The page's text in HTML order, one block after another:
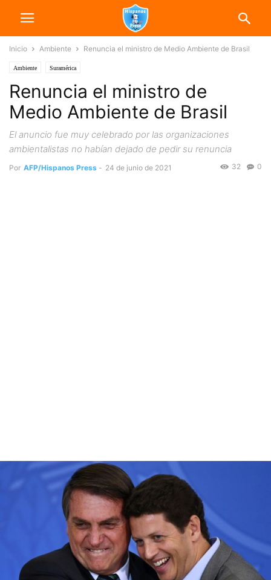
Inicio Ambiente Renuncia el ministro de Medio Ambiente de Brasil
Ambiente Suramérica
Renuncia el ministro de
Medio Ambiente de Brasil
El anuncio fue muy celebrado por las organizaciones
ambientalistas no habían dejado de pedir su renuncia
Por AFP/Hispanos Press - 24 de junio de 2021 0
32